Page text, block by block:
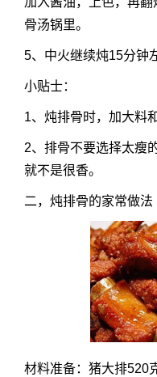
骨汤锅里。
5、中火继续炖15分钟
小贴士：
1、炖排骨时，加大料
2、排骨不要选择太瘦
就不是很香。
二，炖排骨的家常做法
材料准备：猪大排520